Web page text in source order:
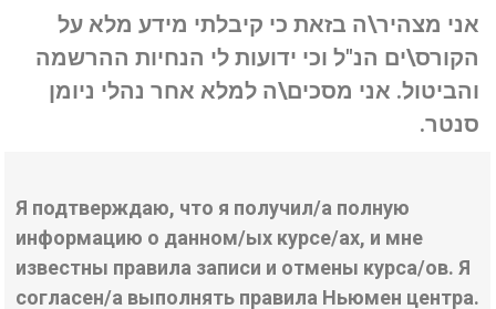
אני מצהיר\ה בזאת כי קיבלתי מידע מלא על
הקורס\ים הנ"ל וכי ידועות לי הנחיות ההרשמה
והביטול. אני מסכים\ה למלא אחר נהלי ניומן
סנטר.
Я подтверждаю, что я получил/а полную
информацию о данном/ых курсе/ах, и мне
известны правила записи и отмены курса/ов. Я
согласен/а выполнять правила Ньюмен центра.